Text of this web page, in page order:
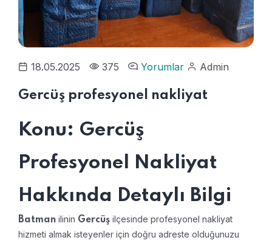
18.05.2025 375 Yorumlar Admin
Gercüş profesyonel nakliyat
Konu: Gercüş
Profesyonel Nakliyat
Hakkında Detaylı Bilgi
Batman ilinin Gercüş ilçesinde profesyonel nakliyat
hizmeti almak isteyenler için doğru adreste olduğunuzu